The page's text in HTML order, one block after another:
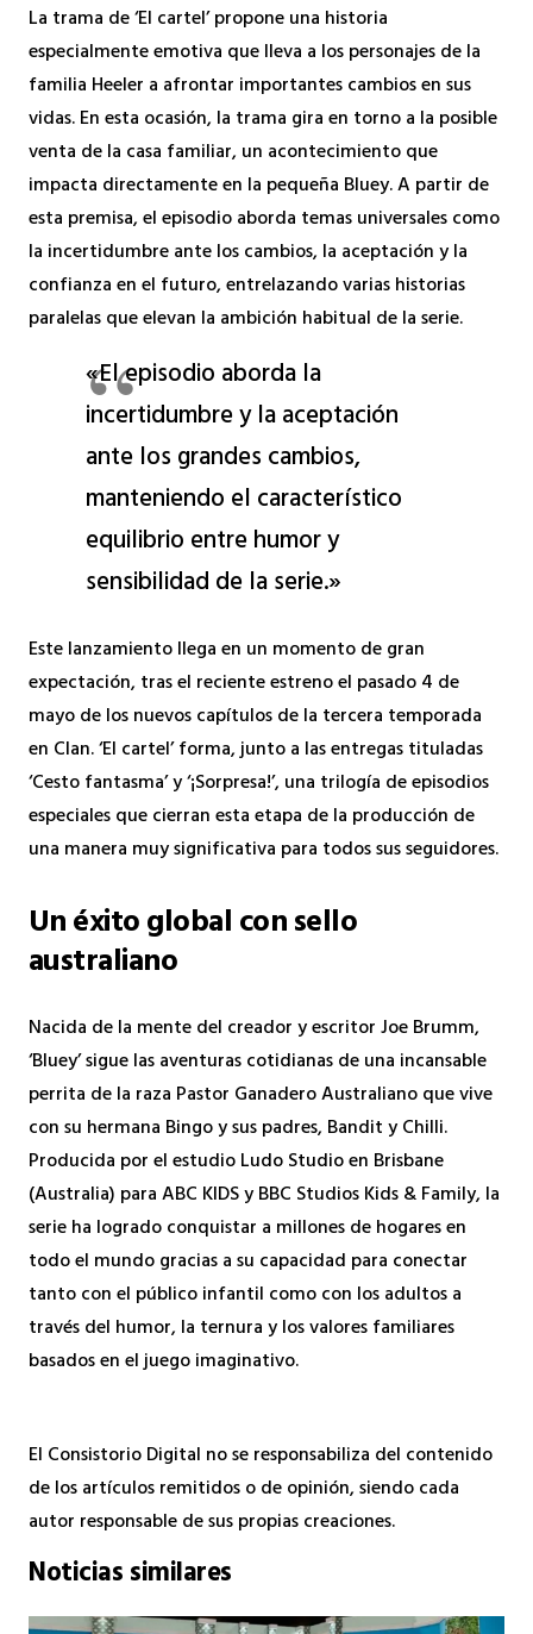
La trama de ‘El cartel’ propone una historia
especialmente emotiva que lleva a los personajes de la
familia Heeler a afrontar importantes cambios en sus
vidas. En esta ocasión, la trama gira en torno a la posible
venta de la casa familiar, un acontecimiento que
impacta directamente en la pequeña Bluey. A partir de
esta premisa, el episodio aborda temas universales como
la incertidumbre ante los cambios, la aceptación y la
confianza en el futuro, entrelazando varias historias
paralelas que elevan la ambición habitual de la serie.
«El episodio aborda la
incertidumbre y la aceptación
ante los grandes cambios,
manteniendo el característico
equilibrio entre humor y
sensibilidad de la serie.»
Este lanzamiento llega en un momento de gran
expectación, tras el reciente estreno el pasado 4 de
mayo de los nuevos capítulos de la tercera temporada
en Clan. ‘El cartel’ forma, junto a las entregas tituladas
‘Cesto fantasma’ y ‘¡Sorpresa!’, una trilogía de episodios
especiales que cierran esta etapa de la producción de
una manera muy significativa para todos sus seguidores.
Un éxito global con sello
australiano
Nacida de la mente del creador y escritor Joe Brumm,
‘Bluey’ sigue las aventuras cotidianas de una incansable
perrita de la raza Pastor Ganadero Australiano que vive
con su hermana Bingo y sus padres, Bandit y Chilli.
Producida por el estudio Ludo Studio en Brisbane
(Australia) para ABC KIDS y BBC Studios Kids & Family, la
serie ha logrado conquistar a millones de hogares en
todo el mundo gracias a su capacidad para conectar
tanto con el público infantil como con los adultos a
través del humor, la ternura y los valores familiares
basados en el juego imaginativo.
El Consistorio Digital no se responsabiliza del contenido
de los artículos remitidos o de opinión, siendo cada
autor responsable de sus propias creaciones.
Noticias similares